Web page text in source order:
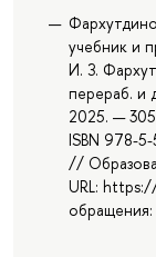
учебник и
И. З.
перераб. и
2025. —
ISBN 978-
//
URL: